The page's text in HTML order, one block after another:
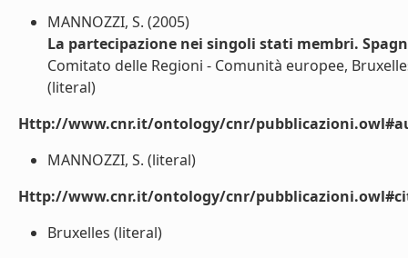
MANNOZZI, S. (2005)
La partecipazione nei singoli stati membri.
Comitato delle Regioni - Comunità europee,
(literal)
Http://www.cnr.it/ontology/cnr/
MANNOZZI, S. (literal)
Http://www.cnr.it/ontology/cnr/
Bruxelles (literal)